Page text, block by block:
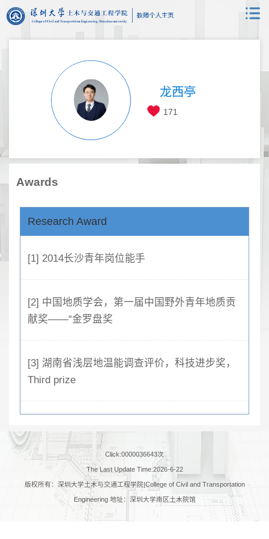
龙西亭
171
Awards
Research Award
[1] 2014长沙青年岗位能手
[2] 中国地质学会，第一届中国野外青年地质贡
献奖——“金罗盘奖
[3] 湖南省浅层地温能调查评价，科技进步奖，
Third prize
Click:0000036643次
The Last Update Time:2026-6-22
版权所有：深圳大学土木与交通工程学院|College of Civil and Transportation
Engineering 地址：深圳大学南区土木院馆